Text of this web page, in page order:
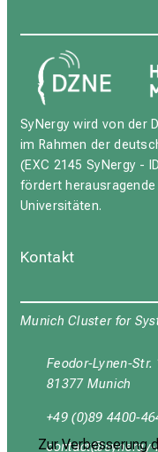
Zur Verbesserung
SyNergy wird von der
im Rahmen der
(EXC 2145 SyNergy -
fördert
Universitäten.
Kontakt
Munich Cluster for
Feodor-Lynen-Str.
81377 Munich
+49 (0)89 4400-
:yüubgyb